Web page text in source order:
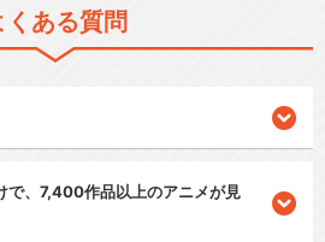
くある質問
、7,400作品以上のアニメが見